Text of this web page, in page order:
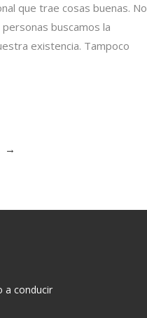
que trae cosas buenas. No
buscamos la
existencia. Tampoco
→
a conducir